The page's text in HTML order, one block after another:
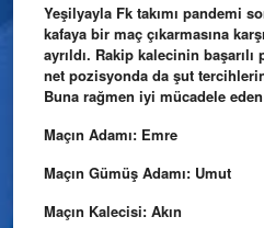
Yeşilyayla Fk takımı pandemi
kafaya bir maç çıkarmasına
ayrıldı. Rakip kalecinin
net pozisyonda da şut
Buna rağmen iyi mücadele
Maçın Adamı: Emre
Maçın Gümüş Adamı: Umut
Maçın Kalecisi: Akın